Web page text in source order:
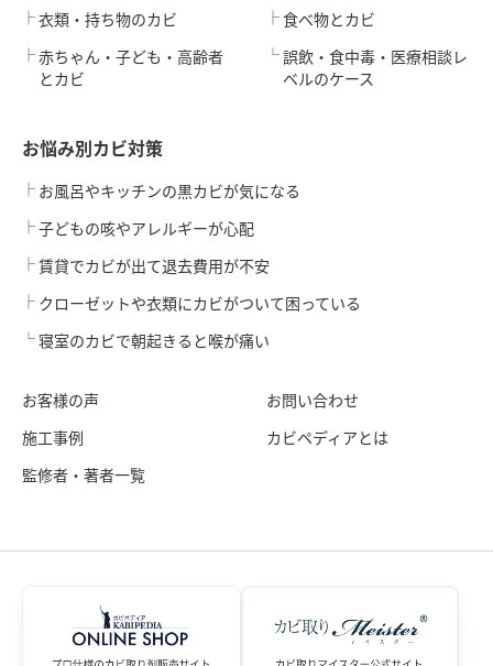
衣類・持ち物のカビ
赤ちゃん・子ども・高齢者
とカビ
食べ物とカビ
誤飲・食中毒・医療相談レ
ベルのケース
お悩み別カビ対策
お風呂やキッチンの黒カビが気になる
子どもの咳やアレルギーが心配
賃貸でカビが出て退去費用が不安
クローゼットや衣類にカビがついて困っている
寝室のカビで朝起きると喉が痛い
お客様の声
施工事例
監修者・著者一覧
お問い合わせ
カビペディアとは